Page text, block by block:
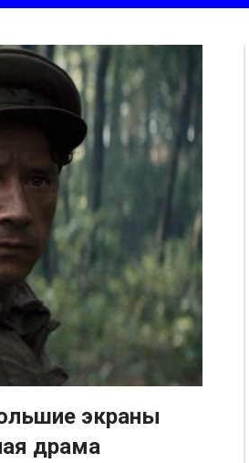
экраны
драма